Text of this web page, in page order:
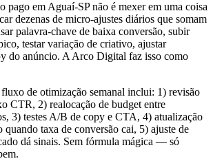
pago em Aguaí-SP não é mexer em uma coisa
dezenas de micro-ajustes diários que somam
palavra-chave de baixa conversão, subir
testar variação de criativo, ajustar
do anúncio. A Arco Digital faz isso como
de otimização semanal inclui: 1) revisão
CTR, 2) realocação de budget entre
3) testes A/B de copy e CTA, 4) atualização
quando taxa de conversão cai, 5) ajuste de
dá sinais. Sem fórmula mágica — só